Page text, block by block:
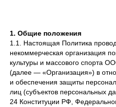
1. Общие положения
1.1. Настоящая Политика
некоммерческая организация
культуры и массового
(далее — «Организация») в
и обеспечения защиты
лиц (субъектов персональных
24 Конституции РФ,